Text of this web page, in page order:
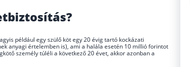
például egy szülő köt egy 20 évig tartó kockázati
anyagi értelemben is), ami a halála esetén 10 millió forintot
személy túléli a következő 20 évet, akkor azonban a